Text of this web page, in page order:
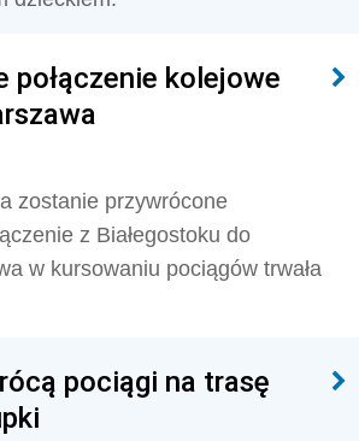
połączenie kolejowe
zostanie przywrócone
z Białegostoku do
w kursowaniu pociągów trwała
pociągi na trasę